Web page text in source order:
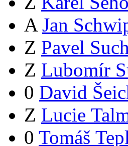
A Jan
Z Pavel
Z Lubomír
0 David
Z Lucie
0 Tomáš